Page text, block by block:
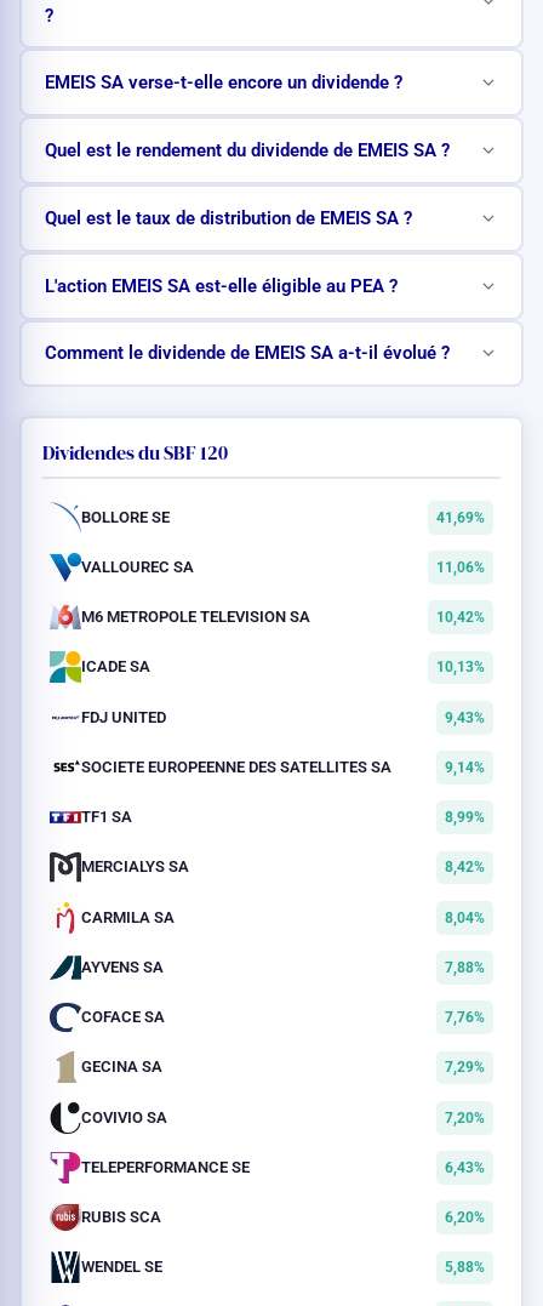
Dividendes du SBF 120
BOLLORE SE 41,69%
VALLOUREC SA 11,06%
M6 METROPOLE TELEVISION SA 10,42%
ICADE SA 10,13%
FDJ UNITED 9,43%
SOCIETE EUROPEENNE DES SATELLITES SA 9,14%
TF1 SA 8,99%
MERCIALYS SA 8,42%
CARMILA SA 8,04%
AYVENS SA 7,88%
COFACE SA 7,76%
GECINA SA 7,29%
COVIVIO SA 7,20%
TELEPERFORMANCE SE 6,43%
RUBIS SCA 6,20%
WENDEL SE 5,88%
?
EMEIS SA verse-t-elle encore un dividende ?
Quel est le rendement du dividende de EMEIS SA ?
Quel est le taux de distribution de EMEIS SA ?
L'action EMEIS SA est-elle éligible au PEA ?
Comment le dividende de EMEIS SA a-t-il évolué ?